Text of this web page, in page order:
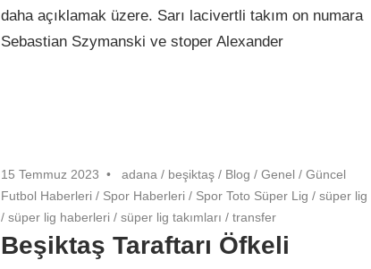
daha açıklamak üzere. Sarı lacivertli takım on numara
Sebastian Szymanski ve stoper Alexander
15 Temmuz 2023 adana / beşiktaş / Blog /Genel /Güncel
Futbol Haberleri / Spor Haberleri / Spor Toto Süper Lig /süper lig
/süper lig haberleri /süper lig takımları /transfer
Beşiktaş Taraftarı Öfkeli